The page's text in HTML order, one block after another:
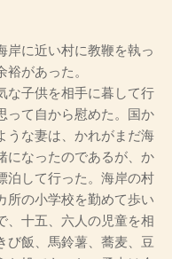
に近い村に教鞭を執っ
があった。
な子供を相手に暮して行
って自から慰めた。国か
うな妻は、かれがまだ海
になったのであるが、か
泊して行った。海岸の村
所の小学校を勤めて歩い
、十五、六人の児童を相
び飯、馬鈴薯、蕎麦、豆